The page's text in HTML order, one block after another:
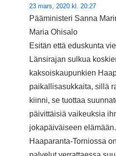
23 mars, 2020 kl. 20:27
Pääministeri Sanna
Maria Ohisalo
Esitän että eduskunta
Länsirajan sulkua
kaksoiskaupunkien
paikallisasukkaita, sillä
kiinni, se tuottaa
päivittäisiä vaikeuksia
jokapäiväiseen elämään.
Haaparanta-Torniossa